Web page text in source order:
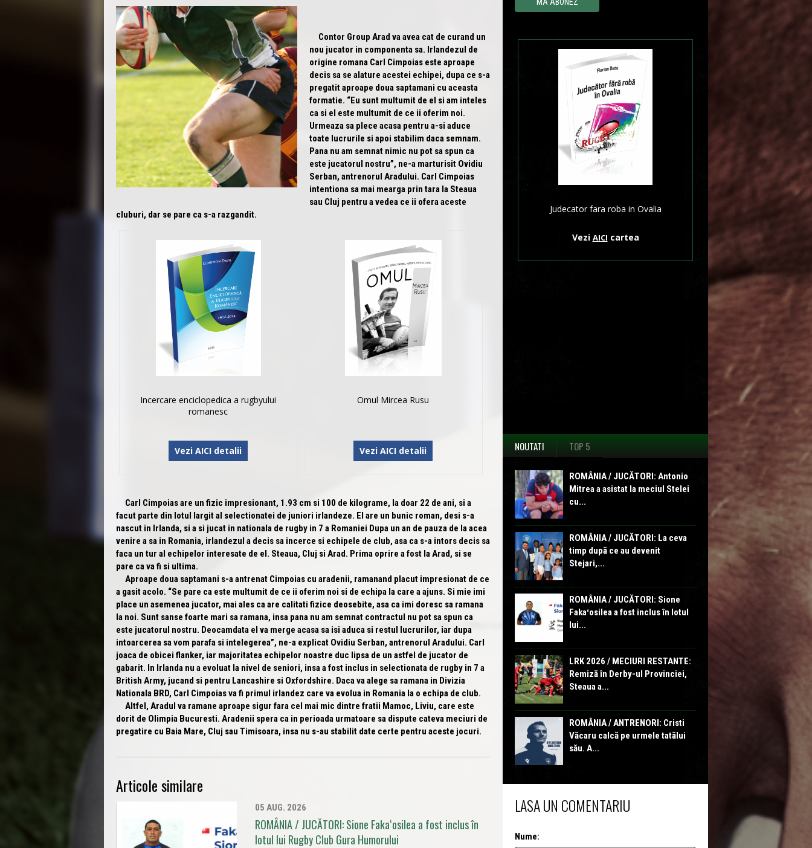
Contor Group Arad va avea cat de curand un
nou jucator in componenta sa. Irlandezul de
origine romana Carl Cimpoias este aproape
decis sa se alature acestei echipei, dupa ce s-a
pregatit aproape doua saptamani cu aceasta
formatie. “Eu sunt multumit de el si am inteles
ca si el este multumit de ce ii oferim noi.
Urmeaza sa plece acasa pentru a-si aduce
toate lucrurile si apoi stabilim daca semnam.
Pana nu am semnat nimic nu pot sa spun ca
este jucatorul nostru”, ne-a marturisit Ovidiu
Serban, antrenorul Aradului. Carl Cimpoias
intentiona sa mai mearga prin tara la Steaua
sau Cluj pentru a vedea ce ii ofera aceste
cluburi, dar se pare ca s-a razgandit.
Incercare enciclopedica a rugbyului
romanesc
Vezi AICI detalii
Omul Mircea Rusu
Vezi AICI detalii
Carl Cimpoias are un fizic impresionant, 1.93 cm si 100 de kilograme, la doar 22 de ani, si a
facut parte din lotul largit al selectionatei de juniori irlandeze. El are un bunic roman, desi s-a
nascut in Irlanda, si a si jucat in nationala de rugby in 7 a Romaniei Dupa un an de pauza de la acea
venire a sa in Romania, irlandezul a decis sa incerce si echipele de club, asa ca s-a intors decis sa
faca un tur al echipelor interesate de el. Steaua, Cluj si Arad. Prima oprire a fost la Arad, si se
pare ca va fi si ultima.
Aproape doua saptamani s-a antrenat Cimpoias cu aradenii, ramanand placut impresionat de ce
a gasit acolo. “Se pare ca este multumit de ce ii oferim noi si de echipa la care a ajuns. Si mie imi
place un asemenea jucator, mai ales ca are calitati fizice deosebite, asa ca imi doresc sa ramana
la noi. Sunt sanse foarte mari sa ramana, insa pana nu am semnat contractul nu pot sa spun ca
este jucatorul nostru. Deocamdata el va merge acasa sa isi aduca si restul lucrurilor, iar dupa
intoarcerea sa vom parafa si intelegerea”, ne-a explicat Ovidiu Serban, antrenorul Aradului. Carl
joaca de obicei flanker, iar majoritatea echipelor noastre duc lipsa de un astfel de jucator de
gabarit. In Irlanda nu a evoluat la nivel de seniori, insa a fost inclus in selectionata de rugby in 7 a
British Army, jucand si pentru Lancashire si Oxfordshire. Daca va alege sa ramana in Divizia
Nationala BRD, Carl Cimpoias va fi primul irlandez care va evolua in Romania la o echipa de club.
Altfel, Aradul va ramane aproape sigur fara cel mai mic dintre fratii Mamoc, Liviu, care este
dorit de Olimpia Bucuresti. Aradenii spera ca in perioada urmatoare sa dispute cateva meciuri de
pregatire cu Baia Mare, Cluj sau Timisoara, insa nu s-au stabilit date certe pentru aceste jocuri.
Articole similare
05 AUG. 2026
ROMÂNIA / JUCĂTORI: Sione Fakaʻosilea a fost inclus în
lotul lui Rugby Club Gura Humorului
Judecator fara roba in Ovalia
Vezi AICI cartea
NOUTATI TOP 5
ROMÂNIA / JUCĂTORI: Antonio
Mitrea a asistat la meciul Stelei
cu...
ROMÂNIA / JUCĂTORI: La ceva
timp după ce au devenit
Stejari,...
ROMÂNIA / JUCĂTORI: Sione
Fakaʻosilea a fost inclus în lotul
lui...
LRK 2026 / MECIURI RESTANTE:
Remiză în Derby-ul Provinciei,
Steaua a...
ROMÂNIA / ANTRENORI: Cristi
Văcaru calcă pe urmele tatălui
său. A...
LASA UN COMENTARIU
Nume: